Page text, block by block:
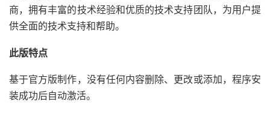
商，拥有丰富的技术经验和优质的技术支持团队，为用户提
供全面的技术支持和帮助。
此版特点
基于官方版制作，没有任何内容删除、更改或添加，程序安
装成功后自动激活。